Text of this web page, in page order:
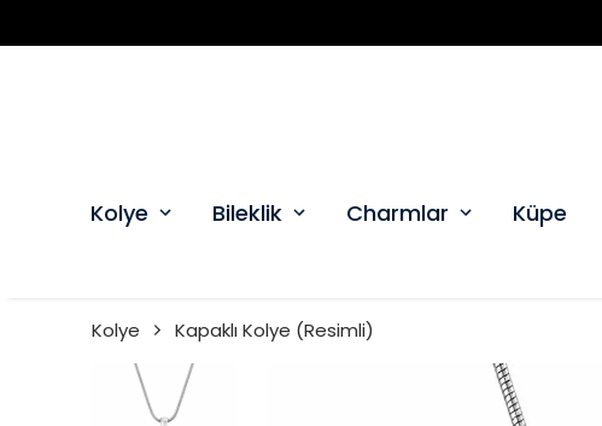
Kolye Bileklik Charmlar Küpe
Kolye Kapaklı Kolye (Resimli)